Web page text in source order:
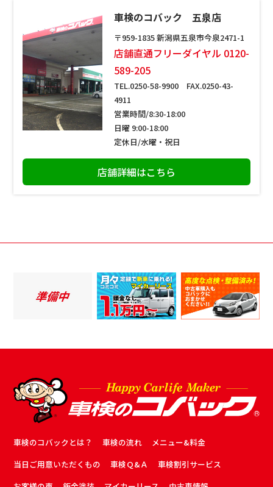
車検のコバック 五泉店
〒959-1835 新潟県五泉市今泉2471-1
店舗直通フリーダイヤル 0120-
589-205
TEL.0250-58-9900 FAX.0250-43-
4911
営業時間/8:30-18:00
日曜 9:00-18:00
定休日/水曜・祝日
店舗詳細はこちら
車検のコバックとは？ 車検の流れ
メニュー&料金
当日ご用意いただくもの
車検Ｑ&Ａ
車検割引サービス